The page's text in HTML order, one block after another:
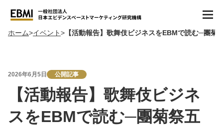
ホーム イベント 【活動報告】歌舞伎ビジネスをEBMで読む─團
2026年6月5日 公開記事
【活動報告】歌舞伎ビジネ
スをEBMで読む─團菊祭五